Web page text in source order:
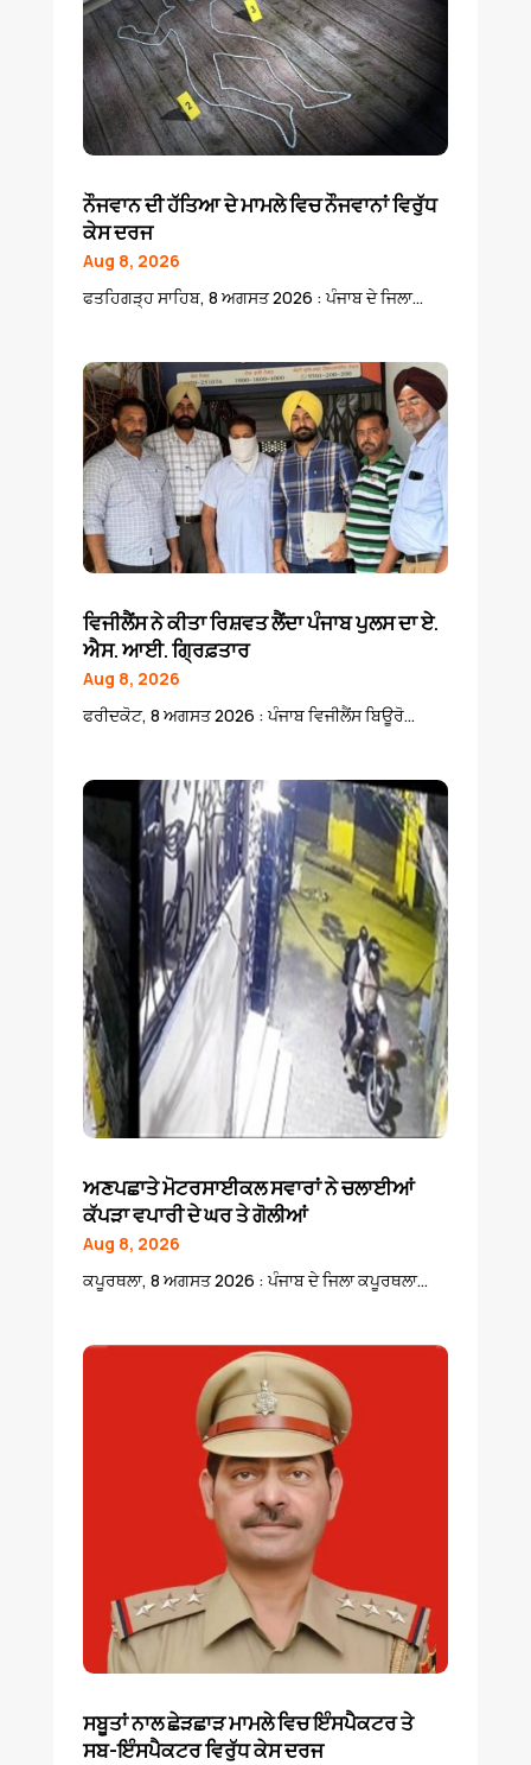
ਨੌਜਵਾਨ ਦੀ ਹੱਤਿਆ ਦੇ ਮਾਮਲੇ ਵਿਚ ਨੌਜਵਾਨਾਂ ਵਿਰੁੱਧ
ਕੇਸ ਦਰਜ
Aug 8, 2026
ਫਤਹਿਗੜ੍ਹ ਸਾਹਿਬ, 8 ਅਗਸਤ 2026 : ਪੰਜਾਬ ਦੇ ਜਿਲਾ...
ਵਿਜੀਲੈਂਸ ਨੇ ਕੀਤਾ ਰਿਸ਼ਵਤ ਲੈਂਦਾ ਪੰਜਾਬ ਪੁਲਸ ਦਾ ਏ.
ਐਸ. ਆਈ. ਗ੍ਰਿਫ਼ਤਾਰ
Aug 8, 2026
ਫਰੀਦਕੋਟ, 8 ਅਗਸਤ 2026 : ਪੰਜਾਬ ਵਿਜੀਲੈਂਸ ਬਿਊਰੋ...
ਅਣਪਛਾਤੇ ਮੋਟਰਸਾਈਕਲ ਸਵਾਰਾਂ ਨੇ ਚਲਾਈਆਂ
ਕੱਪੜਾ ਵਪਾਰੀ ਦੇ ਘਰ ਤੇ ਗੋਲੀਆਂ
Aug 8, 2026
ਕਪੂਰਥਲਾ, 8 ਅਗਸਤ 2026 : ਪੰਜਾਬ ਦੇ ਜਿਲਾ ਕਪੂਰਥਲਾ...
ਸਬੂਤਾਂ ਨਾਲ ਛੇੜਛਾੜ ਮਾਮਲੇ ਵਿਚ ਇੰਸਪੈਕਟਰ ਤੇ
ਸਬ-ਇੰਸਪੈਕਟਰ ਵਿਰੁੱਧ ਕੇਸ ਦਰਜ